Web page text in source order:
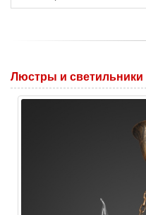
Люстры и светильники